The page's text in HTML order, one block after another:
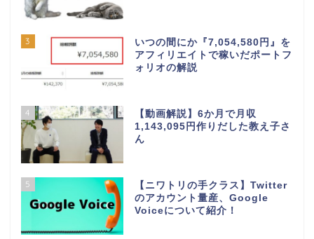
3
いつの間にか『7,054,580円』を
アフィリエイトで稼いだポートフ
ォリオの解説
4
【動画解説】6か月で月収
1,143,095円作りだした教え子さ
ん
5
【ニワトリの手クラス】Twitter
のアカウント量産、Google
Voiceについて紹介！